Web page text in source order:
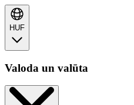
HUF
Valoda un valūta